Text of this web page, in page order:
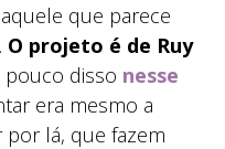
que parece
O projeto é de Ruy
pouco disso nesse
era mesmo a
lá, que fazem